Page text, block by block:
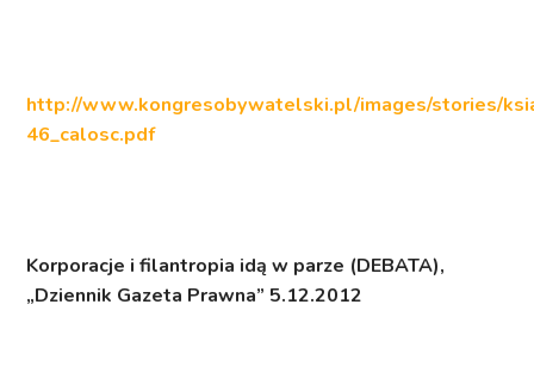
http://www.kongresobywatelski.pl/images/stories/
46_calosc.pdf
Korporacje i filantropia idą w parze (DEBATA),
„Dziennik Gazeta Prawna” 5.12.2012